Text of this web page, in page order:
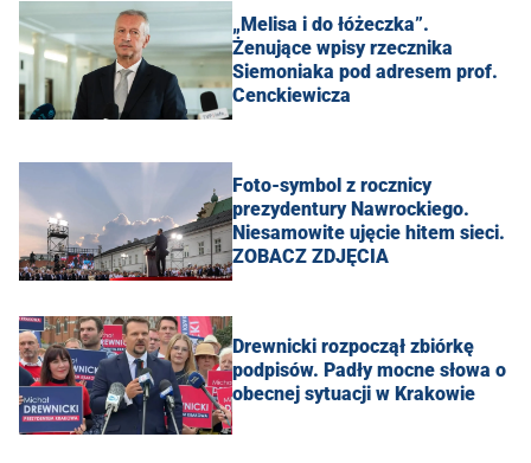
„Melisa i do łóżeczka”.
Żenujące wpisy rzecznika
Siemoniaka pod adresem prof.
Cenckiewicza
Foto-symbol z rocznicy
prezydentury Nawrockiego.
Niesamowite ujęcie hitem sieci.
ZOBACZ ZDJĘCIA
Drewnicki rozpoczął zbiórkę
podpisów. Padły mocne słowa o
obecnej sytuacji w Krakowie